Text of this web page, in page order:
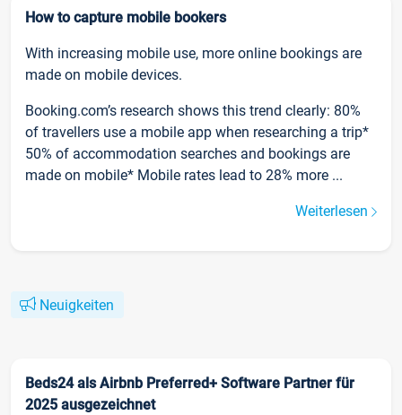
How to capture mobile bookers
With increasing mobile use, more online bookings are
made on mobile devices.
Booking.com’s research shows this trend clearly: 80%
of travellers use a mobile app when researching a trip*
50% of accommodation searches and bookings are
made on mobile* Mobile rates lead to 28% more ...
Weiterlesen
Neuigkeiten
Beds24 als Airbnb Preferred+ Software Partner für
2025 ausgezeichnet